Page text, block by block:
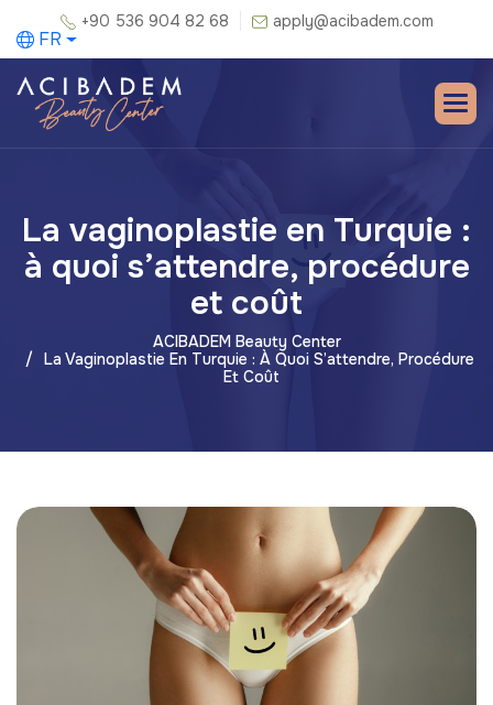
+90 536 904 82 68 apply@acibadem.com
FR
La vaginoplastie en Turquie :
à quoi s’attendre, procédure
et coût
ACIBADEM Beauty Center
La Vaginoplastie En Turquie : À Quoi S’attendre, Procédure
Et Coût